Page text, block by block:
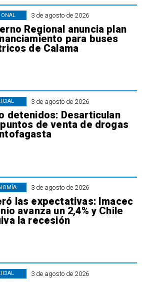
3 de agosto de 2026
Regional anuncia plan
para buses
de Calama
3 de agosto de 2026
detenidos: Desarticulan
de venta de drogas
3 de agosto de 2026
las expectativas: Imacec
avanza un 2,4% y Chile
la recesión
3 de agosto de 2026